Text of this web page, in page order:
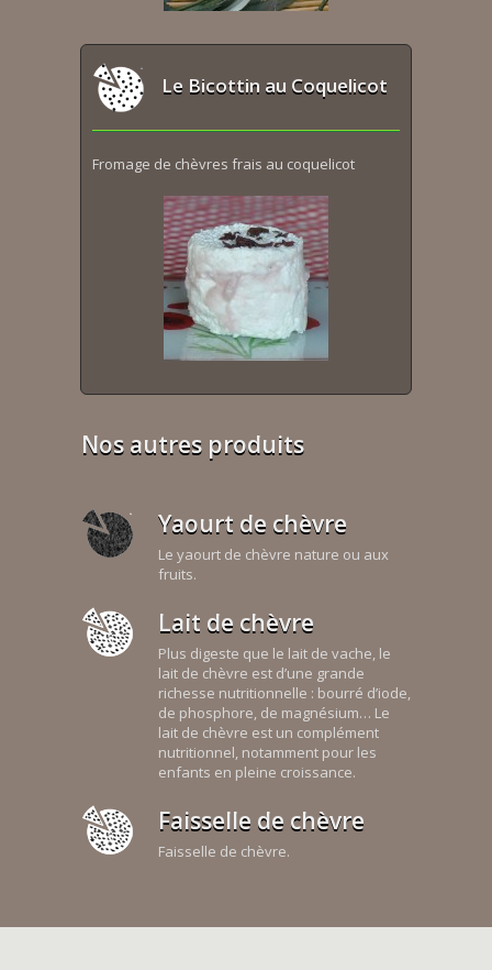
Le Bicottin au Coquelicot
Fromage de chèvres frais au coquelicot
Nos autres produits
Yaourt de chèvre
Le yaourt de chèvre nature ou aux
fruits.
Lait de chèvre
Plus digeste que le lait de vache, le
lait de chèvre est d’une grande
richesse nutritionnelle : bourré d’iode,
de phosphore, de magnésium… Le
lait de chèvre est un complément
nutritionnel, notamment pour les
enfants en pleine croissance.
Faisselle de chèvre
Faisselle de chèvre.